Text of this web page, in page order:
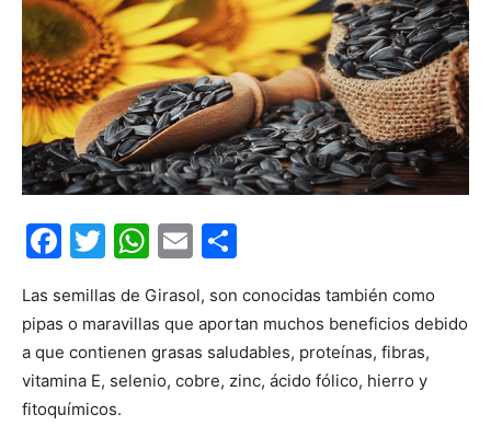
Facebook
Twitter
WhatsApp
Email
Las semillas de Girasol, son conocidas también como
pipas o maravillas que aportan muchos beneficios debido
a que contienen grasas saludables, proteínas, fibras,
vitamina E, selenio, cobre, zinc, ácido fólico, hierro y
fitoquímicos.